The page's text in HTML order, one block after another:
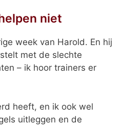
niet
week van Harold. En hij
met de slechte
– ik hoor trainers er
heeft, en ik ook wel
uitleggen en de